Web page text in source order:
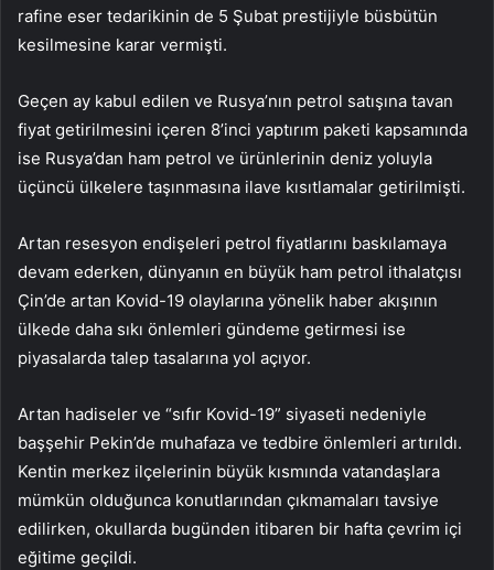
rafine eser tedarikinin de 5 Şubat prestijiyle büsbütün
kesilmesine karar vermişti.
Geçen ay kabul edilen ve Rusya’nın petrol satışına tavan
fiyat getirilmesini içeren 8’inci yaptırım paketi kapsamında
ise Rusya’dan ham petrol ve ürünlerinin deniz yoluyla
üçüncü ülkelere taşınmasına ilave kısıtlamalar getirilmişti.
Artan resesyon endişeleri petrol fiyatlarını baskılamaya
devam ederken, dünyanın en büyük ham petrol ithalatçısı
Çin’de artan Kovid-19 olaylarına yönelik haber akışının
ülkede daha sıkı önlemleri gündeme getirmesi ise
piyasalarda talep tasalarına yol açıyor.
Artan hadiseler ve “sıfır Kovid-19” siyaseti nedeniyle
başşehir Pekin’de muhafaza ve tedbire önlemleri artırıldı.
Kentin merkez ilçelerinin büyük kısmında vatandaşlara
mümkün olduğunca konutlarından çıkmamaları tavsiye
edilirken, okullarda bugünden itibaren bir hafta çevrim içi
eğitime geçildi.